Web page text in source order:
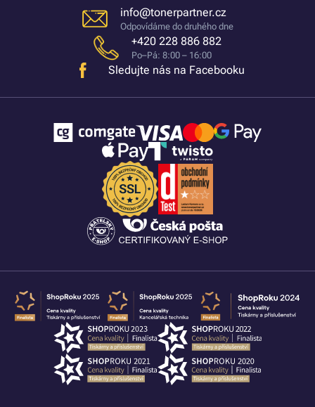
info@tonerpartner.cz
Odpovídáme do druhého dne
+420 228 886 882
Po–Pá: 8:00 – 16:00
Sledujte nás na Facebooku